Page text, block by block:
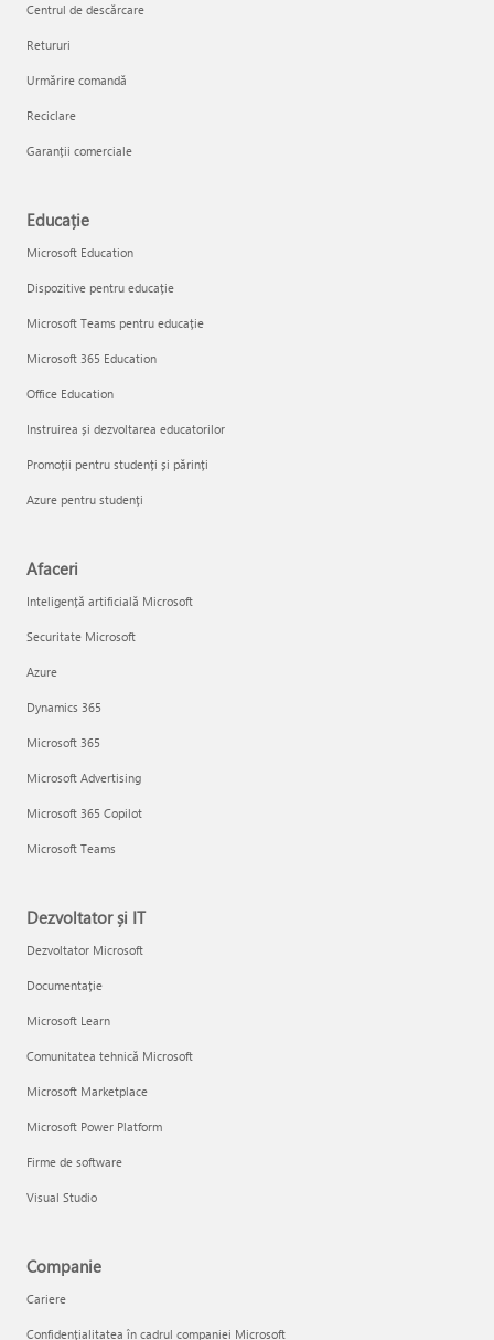
Centrul de descărcare
Retururi
Urmărire comandă
Reciclare
Garanții comerciale
Educație
Microsoft Education
Dispozitive pentru educație
Microsoft Teams pentru educație
Microsoft 365 Education
Office Education
Instruirea și dezvoltarea educatorilor
Promoții pentru studenți și părinți
Azure pentru studenți
Afaceri
Inteligență artificială Microsoft
Securitate Microsoft
Azure
Dynamics 365
Microsoft 365
Microsoft Advertising
Microsoft 365 Copilot
Microsoft Teams
Dezvoltator și IT
Dezvoltator Microsoft
Documentație
Microsoft Learn
Comunitatea tehnică Microsoft
Microsoft Marketplace
Microsoft Power Platform
Firme de software
Visual Studio
Companie
Cariere
Confidențialitatea în cadrul companiei Microsoft